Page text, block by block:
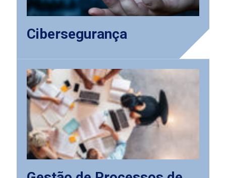
Cibersegurança